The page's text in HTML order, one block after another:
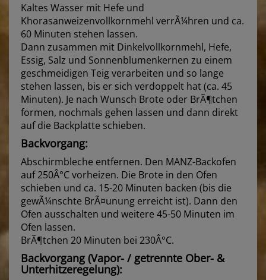
Kaltes Wasser mit Hefe und
Khorasanweizenvollkornmehl verrÃ¼hren und ca.
60 Minuten stehen lassen.
Dann zusammen mit Dinkelvollkornmehl, Hefe,
Essig, Salz und Sonnenblumenkernen zu einem
geschmeidigen Teig verarbeiten und so lange
stehen lassen, bis er sich verdoppelt hat (ca. 45
Minuten). Je nach Wunsch Brote oder BrÃ¶tchen
formen, nochmals gehen lassen und dann direkt
auf die Backplatte schieben.
Backvorgang:
Abschirmbleche entfernen. Den MANZ-Backofen
auf 250Â°C vorheizen. Die Brote in den Ofen
schieben und ca. 15-20 Minuten backen (bis die
gewÃ¼nschte BrÃ¤unung erreicht ist). Dann den
Ofen ausschalten und weitere 45-50 Minuten im
Ofen lassen.
BrÃ¶tchen 20 Minuten bei 230Â°C.
Backvorgang (Vapor- / getrennte Ober- &
Unterhitzeregelung):